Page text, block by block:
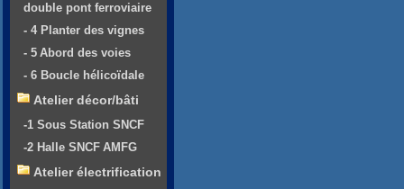
double pont ferroviaire
- 4 Planter des vignes
- 5 Abord des voies
- 6 Boucle hélicoïdale
Atelier décor/bâti
-1 Sous Station SNCF
-2 Halle SNCF AMFG
Atelier électrification